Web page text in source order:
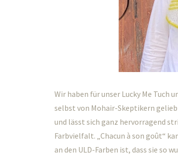
Wir haben für unser Lucky Me Tuch
selbst von Mohair-Skeptikern
und lässt sich ganz hervorragend
Farbvielfalt. „Chacun à son goût“
an den ULD-Farben ist, dass sie so